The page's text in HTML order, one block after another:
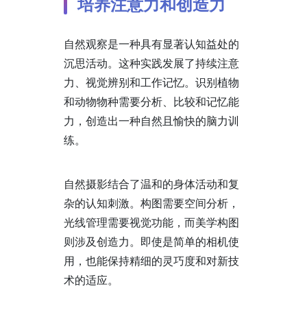
培养注意力和创造力
自然观察是一种具有显著认知益处的
沉思活动。这种实践发展了持续注意
力、视觉辨别和工作记忆。识别植物
和动物物种需要分析、比较和记忆能
力，创造出一种自然且愉快的脑力训
练。
自然摄影结合了温和的身体活动和复
杂的认知刺激。构图需要空间分析，
光线管理需要视觉功能，而美学构图
则涉及创造力。即使是简单的相机使
用，也能保持精细的灵巧度和对新技
术的适应。